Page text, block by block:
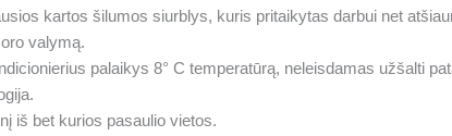
kartos šilumos siurblys, kuris pritaikytas darbui net
valymą.
palaikys 8° C temperatūrą, neleisdamas užšalti
iš bet kurios pasaulio vietos.